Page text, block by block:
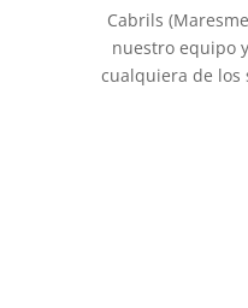
Cabrils
nuestro equipo
cualquiera de los